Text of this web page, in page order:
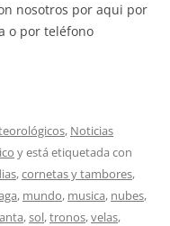
nosotros por aqui por
o por teléfono
, Noticias
y está etiquetada con
,cornetas y tambores,
, mundo, musica, nubes,
,sol,tronos,velas,